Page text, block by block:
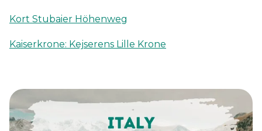
Kort Stubaier Höhenweg
Kaiserkrone: Kejserens Lille Krone